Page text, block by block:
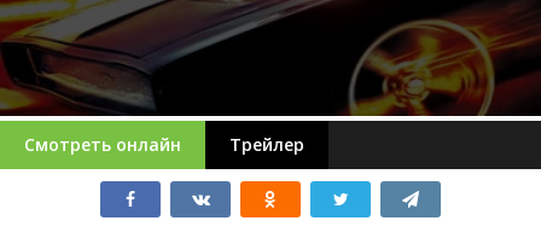
Смотреть онлайн Трейлер